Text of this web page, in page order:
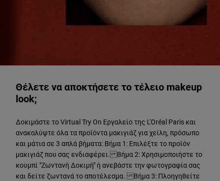
Θέλετε να αποκτήσετε το τέλειο makeup
look;
Δοκιμάστε το Virtual Try On Εργαλείο της L'Oréal Paris και
ανακαλύψτε όλα τα προϊόντα μακιγιάζ για χείλη, πρόσωπο
και μάτια σε 3 απλά βήματα: Βήμα 1: Επιλέξτε το προϊόν
μακιγιάζ που σας ενδιαφέρει. Βήμα 2: Χρησιμοποιήστε το
κουμπί "Ζωντανή Δοκιμή" ή ανεβάστε την φωτογραφία σας
και δείτε ζωντανά το αποτέλεσμα. Βήμα 3: Πλοηγηθείτε